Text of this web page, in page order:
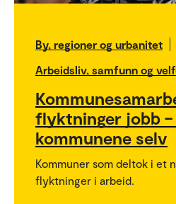
By, regioner og urbanitet
Arbeidsliv, samfunn og
flyktninger jobb
kommunene selv
Kommuner som deltok i et
flyktninger i arbeid.